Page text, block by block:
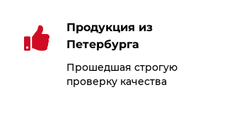
Продукция из
Петербурга
Прошедшая строгую
проверку качества